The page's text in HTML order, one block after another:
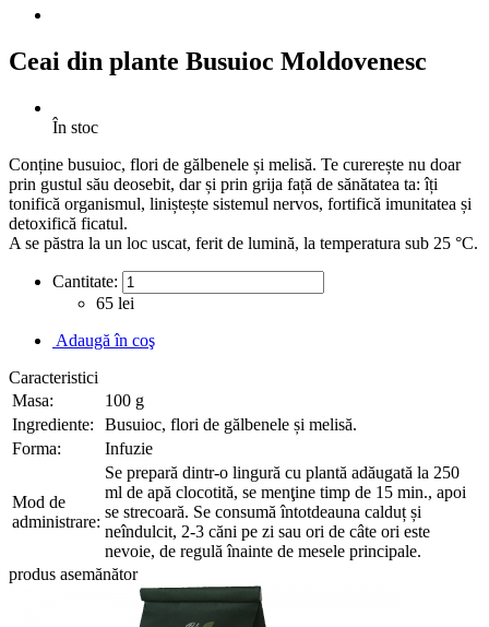
Ceai din plante Busuioc Moldovenesc
În stoc
Conține busuioc, flori de gălbenele și melisă. Te curerește nu doar
prin gustul său deosebit, dar și prin grija față de sănătatea ta: îți
tonifică organismul, liniștește sistemul nervos, fortifică imunitatea și
detoxifică ficatul.
A se păstra la un loc uscat, ferit de lumină, la temperatura sub 25 °C.
Cantitate:
65 lei
Adaugă în coş
Caracteristici
Masa:
100 g
Ingrediente:
Busuioc, flori de gălbenele și melisă.
Forma:
Infuzie
Mod de
administrare:
Se prepară dintr-o lingură cu plantă adăugată la 250
ml de apă clocotită, se menţine timp de 15 min., apoi
se strecoară. Se consumă întotdeauna calduț și
neîndulcit, 2-3 căni pe zi sau ori de câte ori este
nevoie, de regulă înainte de mesele principale.
produs asemănător